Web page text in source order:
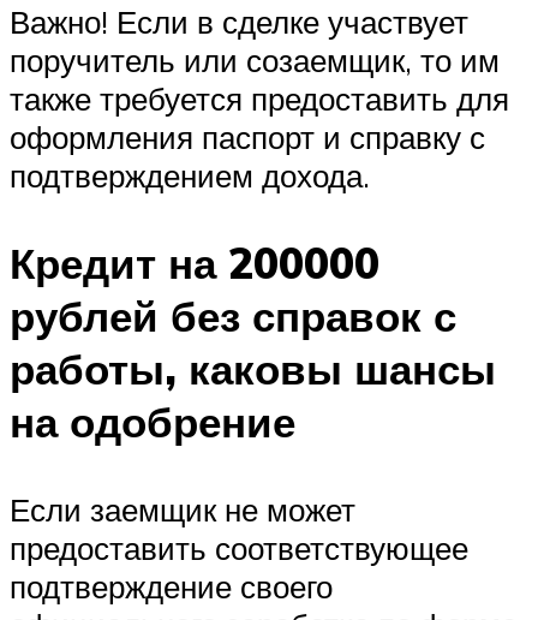
Важно! Если в сделке участвует
поручитель или созаемщик, то им
также требуется предоставить для
оформления паспорт и справку с
подтверждением дохода.
Кредит на 200000
рублей без справок с
работы, каковы шансы
на одобрение
Если заемщик не может
предоставить соответствующее
подтверждение своего